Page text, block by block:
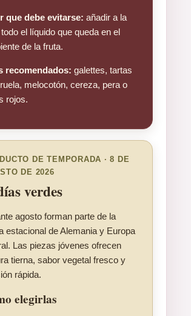
que debe evitarse: añadir a la
el líquido que queda en el
de la fruta.
recomendados: galettes, tartas
melocotón, cereza, pera o
rojos.
DE TEMPORADA · 8 DE
DE 2026
verdes
agosto forman parte de la
estacional de Alemania y Europa
Las piezas jóvenes ofrecen
tierna, sabor vegetal fresco y
rápida.
elegirlas